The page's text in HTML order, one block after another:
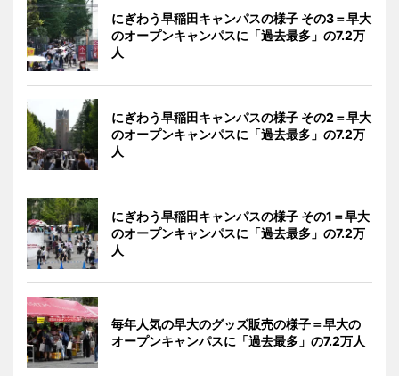
にぎわう早稲田キャンパスの様子 その3＝早大
のオープンキャンパスに「過去最多」の7.2万
人
にぎわう早稲田キャンパスの様子 その2＝早大
のオープンキャンパスに「過去最多」の7.2万
人
にぎわう早稲田キャンパスの様子 その1＝早大
のオープンキャンパスに「過去最多」の7.2万
人
毎年人気の早大のグッズ販売の様子＝早大の
オープンキャンパスに「過去最多」の7.2万人